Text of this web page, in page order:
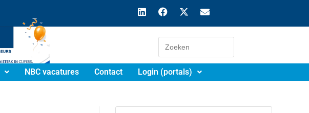
NBC vacatures Contact Login (portals)